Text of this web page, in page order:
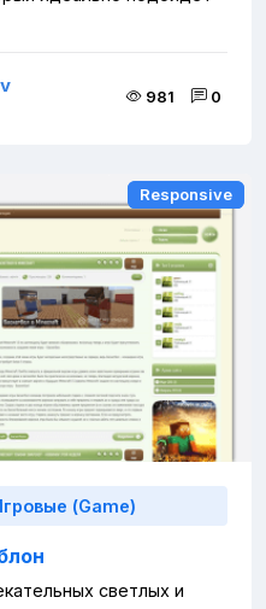
981 0
Responsive
Responsive
(Game)
светлых и